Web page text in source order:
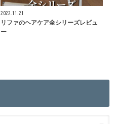
2022.11.21
リファのヘアケア全シリーズレビュ
ー